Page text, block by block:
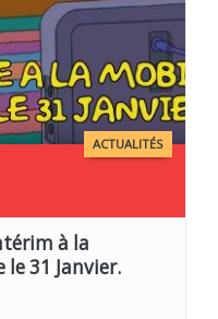
ACTUALITÉS
à la
31 Janvier.